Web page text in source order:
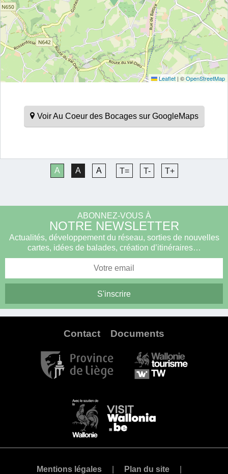
Leaflet | ©OpenStreetMap
Voir Au Coeur des Bocages sur GoogleMaps
A A A T= T- T+
ABONNEZ-VOUS À
NOTRE NEWSLETTER
Actualités, développement du réseau, sorties de nouvelles
cartes, idées de balades, création d’itinéraires…
Contact Documents
Mentions légales Plan du site